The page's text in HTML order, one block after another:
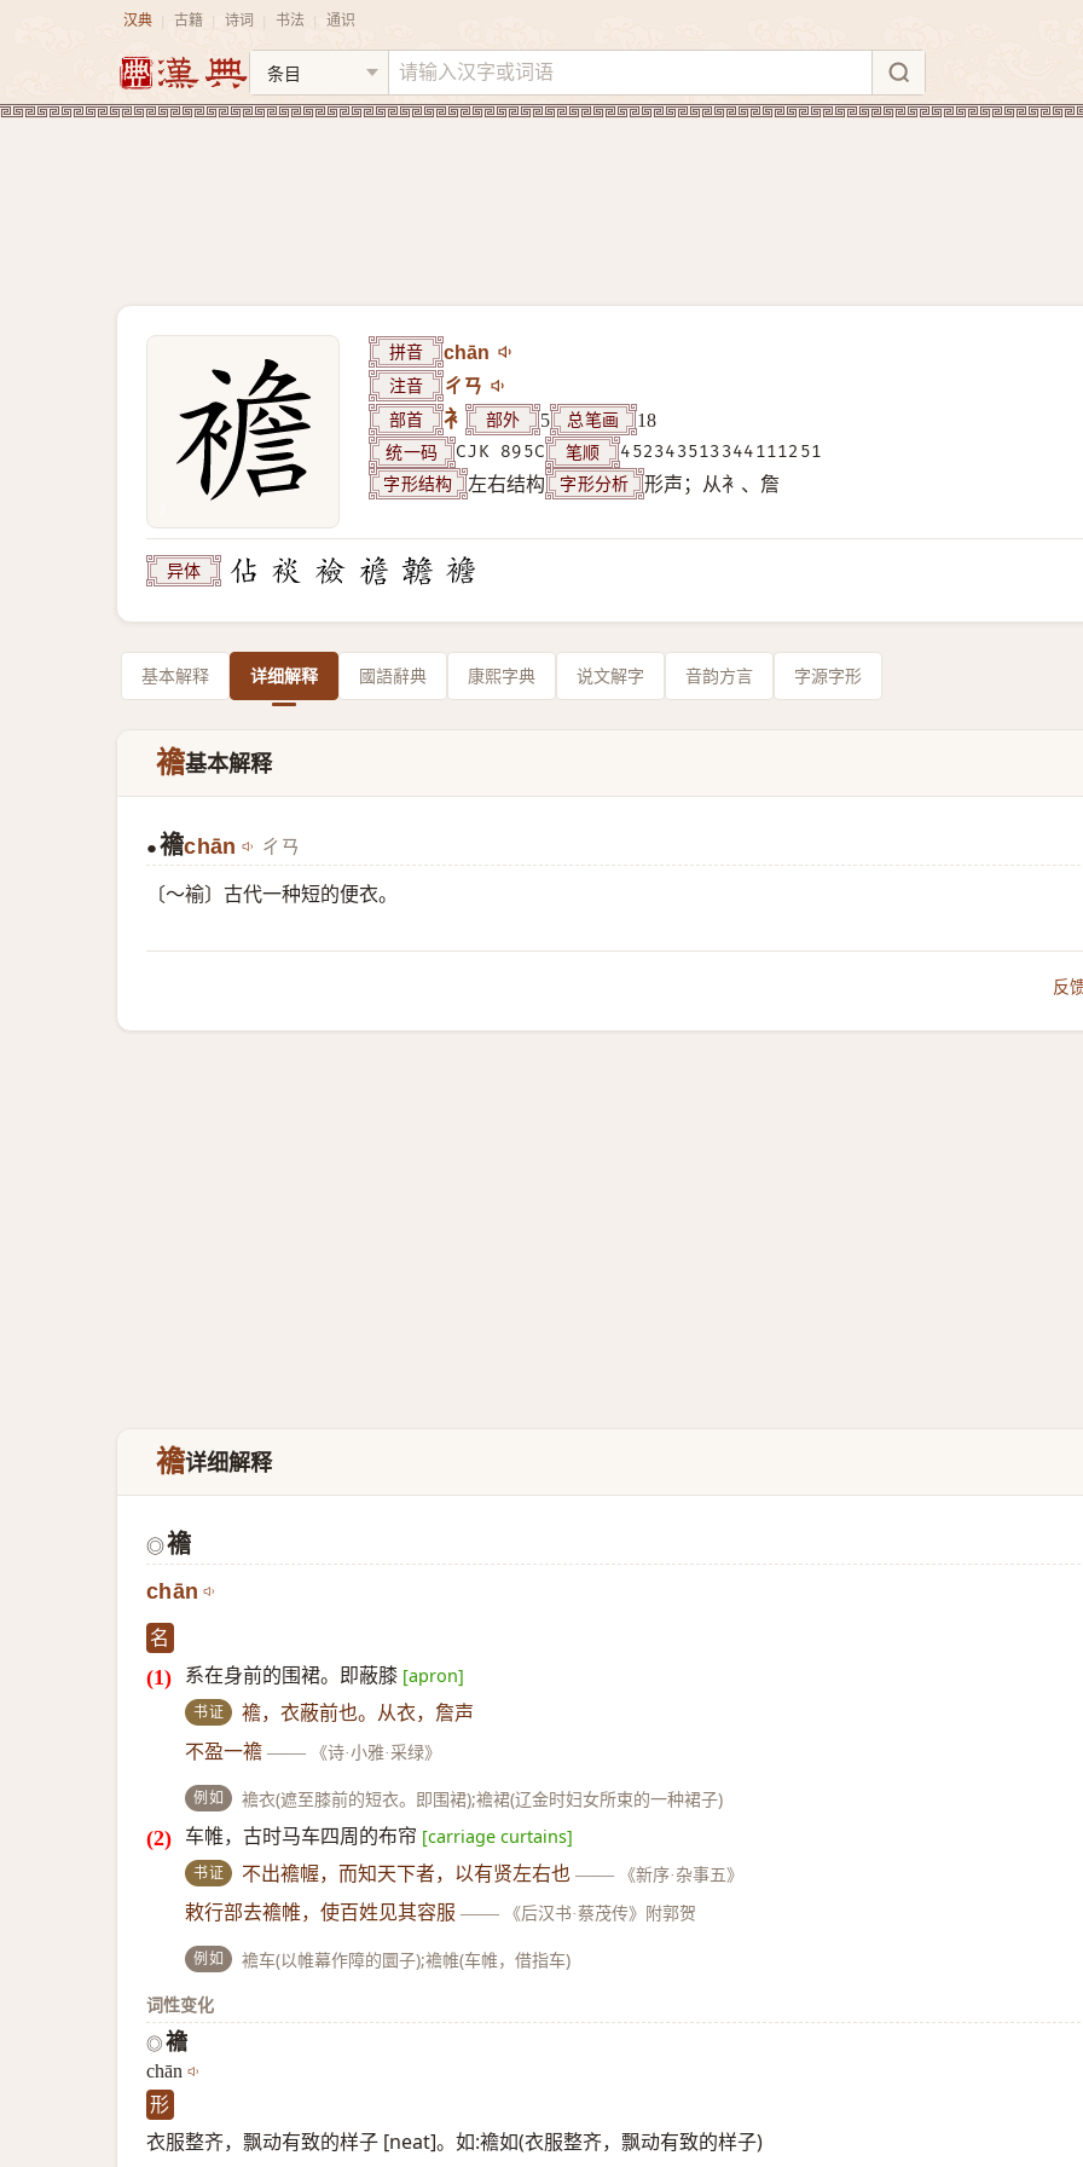
汉典 古籍 诗词 书法 通识
拼音 chān
注音 ㄔㄢ
部首 衤 部外 5 总笔画 18
统一码 CJK 895C 笔顺 452343513344111251
字形结构 左右结构 字形分析 形声；从衤、詹
异体
基本解释 详细解释 國語辭典 康熙字典 说文解字 音韵方言 字源字形
襜基本解释
● 襜chān ㄔㄢ
〔～褕〕古代一种短的便衣。
反
襜详细解释
◎襜
chān
名
系在身前的围裙。即蔽膝 [apron]
书证
襜，衣蔽前也。从衣，詹声
不盈一襜 —— 《诗·小雅·采绿》
例如 襜衣(遮至膝前的短衣。即围裙);襜裙(辽金时妇女所束的一种裙子)
车帷，古时马车四周的布帘 [carriage curtains]
书证 不出襜幄，而知天下者，以有贤左右也 —— 《新序·杂事五》
敕行部去襜帷，使百姓见其容服 —— 《后汉书·蔡茂传》附郭贺
例如
襜车(以帷幕作障的圜子);襜帷(车帷，借指车)
词性变化
◎ 襜
chān
形
衣服整齐，飘动有致的样子 [neat]。如:襜如(衣服整齐，飘动有致的样子)